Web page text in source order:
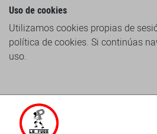
Uso de cookies
Utilizamos cookies propias de
política de cookies. Si continúas
uso.